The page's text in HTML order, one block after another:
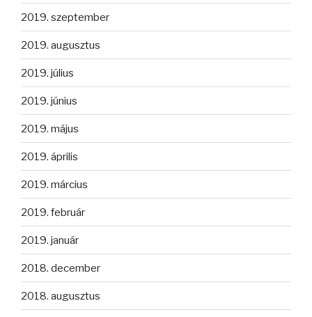
2019. szeptember
2019. augusztus
2019. július
2019. június
2019. május
2019. április
2019. március
2019. február
2019. január
2018. december
2018. augusztus